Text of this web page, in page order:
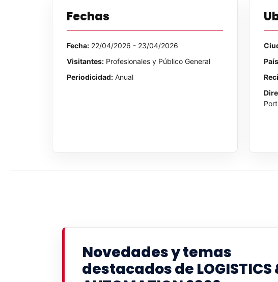
Fechas
Fecha: 22/04/2026 - 23/04/2026
Visitantes: Profesionales y Público General
Periodicidad: Anual
Novedades y temas
destacados de LOGISTICS